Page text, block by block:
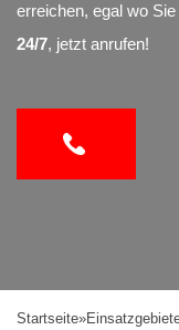
erreichen, egal wo
24/7, jetzt anrufen!
Startseite»